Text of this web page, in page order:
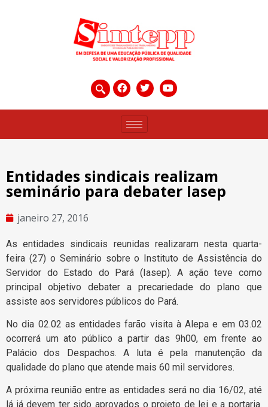
Entidades sindicais realizam
seminário para debater Iasep
janeiro 27, 2016
As entidades sindicais reunidas realizaram nesta quarta-
feira (27) o Seminário sobre o Instituto de Assistência do
Servidor do Estado do Pará (Iasep). A ação teve como
principal objetivo debater a precariedade do plano que
assiste aos servidores públicos do Pará.
No dia 02.02 as entidades farão visita à Alepa e em 03.02
ocorrerá um ato público a partir das 9h00, em frente ao
Palácio dos Despachos. A luta é pela manutenção da
qualidade do plano que atende mais 60 mil servidores.
A próxima reunião entre as entidades será no dia 16/02, até
lá já devem ter sido aprovados o projeto de lei e a portaria.